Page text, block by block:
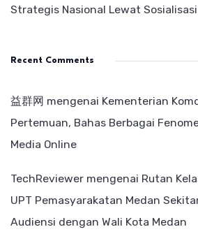
Strategis Nasional Lewat Sosialisasi
Recent Comments
益群网 mengenai Kementerian
Pertemuan, Bahas Berbagai
Media Online
TechReviewer mengenai Rutan
UPT Pemasyarakatan Medan
Audiensi dengan Wali Kota Medan